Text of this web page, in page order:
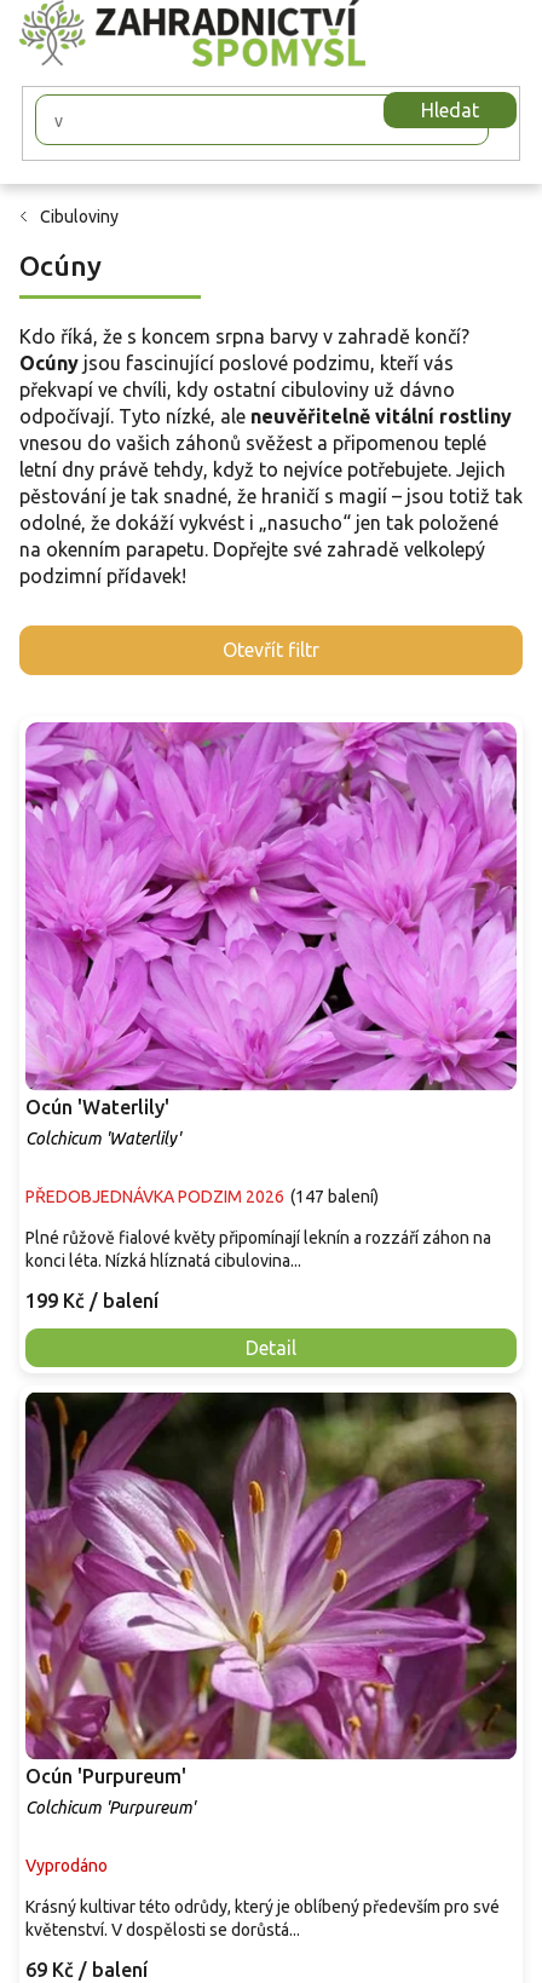
Přejít
na
obsah
Hledat
Cibuloviny
Ocúny
Kdo říká, že s koncem srpna barvy v zahradě končí?
Ocúny jsou fascinující poslové podzimu, kteří vás
překvapí ve chvíli, kdy ostatní cibuloviny už dávno
odpočívají. Tyto nízké, ale neuvěřitelně vitální rostliny
vnesou do vašich záhonů svěžest a připomenou teplé
letní dny právě tehdy, když to nejvíce potřebujete. Jejich
pěstování je tak snadné, že hraničí s magií – jsou totiž tak
odolné, že dokáží vykvést i „nasucho“ jen tak položené
na okenním parapetu. Dopřejte své zahradě velkolepý
podzimní přídavek!
Otevřít filtr
V
ý
s
p
r
d
u
k
t
ů
Ocún 'Waterlily'
Colchicum 'Waterlily'
PŘEDOBJEDNÁVKA PODZIM 2026 (147 balení)
199 Kč / balení
Detail
Plné růžově fialové květy připomínají leknín a rozzáří záhon na
konci léta. Nízká hlíznatá cibulovina...
Ocún 'Purpureum'
Colchicum 'Purpureum'
Vyprodáno
69 Kč / balení
Krásný kultivar této odrůdy, který je oblíbený především pro své
květenství. V dospělosti se dorůstá...